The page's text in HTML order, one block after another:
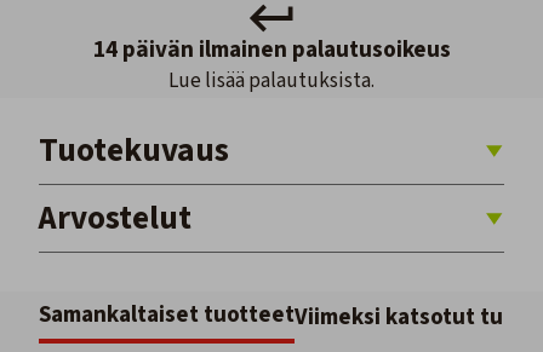
14 päivän ilmainen palautusoikeus
Lue lisää palautuksista.
Tuotekuvaus
Arvostelut
Samankaltaiset tuotteetViimeksi katsotut